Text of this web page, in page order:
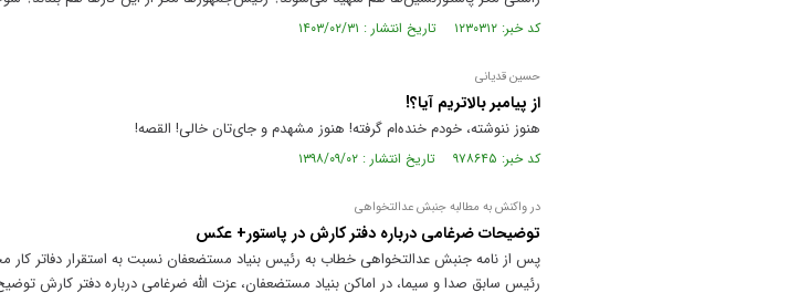
کد خبر: ۱۲۳۰۳۱۲ تاریخ انتشار : ۱۴۰۳/۰۲/۳۱
حسین قدیانی
از پیامبر بالاتریم آیا؟!
هنوز ننوشته، خودم خنده‌ام گرفته! هنوز مشهدم و جای‌تان خالی! القصه!
کد خبر: ۹۷۸۶۴۵ تاریخ انتشار : ۱۳۹۸/۰۹/۰۲
در واکنش به مطالبه جنبش عدالتخواهی
توضیحات ضرغامی درباره دفتر کارش در پاستور+ عکس
پس از نامه جنبش عدالتخواهی خطاب به رئیس بنیاد مستضعفان نسبت به استقرار دفاتر کار
رئیس سابق صدا و سیما، در اماکن بنیاد مستضعفان، عزت الله ضرغامی درباره دفتر کارش